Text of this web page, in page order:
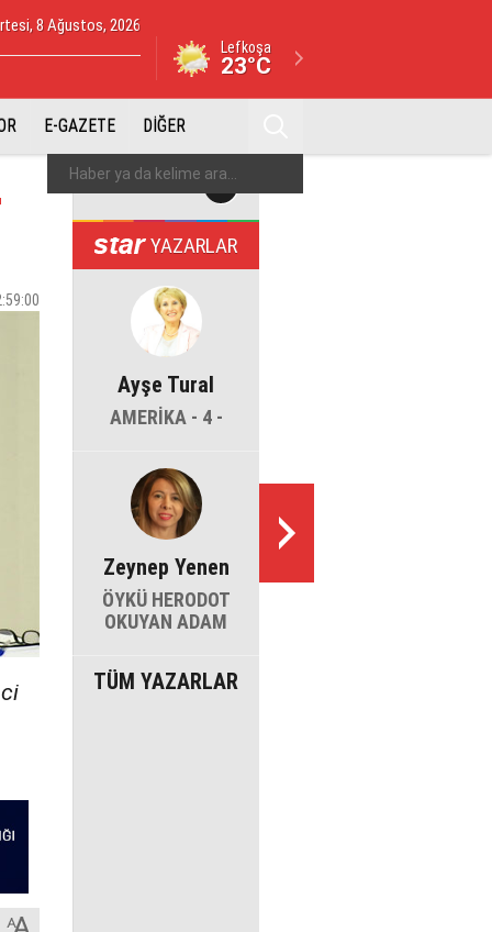
8 Ağustos, 2026
Lefkoşa
23°C
E-GAZETE DİĞER
YAZARLAR
Ayşe Tural
AMERİKA - 4 -
Zeynep Yenen
ÖYKÜ HERODOT
OKUYAN ADAM
TÜM YAZARLAR